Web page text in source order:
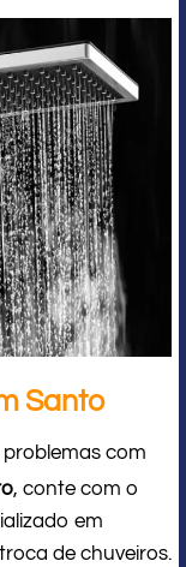
Santo
com
, conte com o
em
de chuveiros.